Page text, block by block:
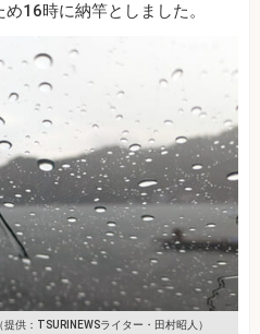
16時に納竿としました。
（提供：TSURINEWSライター・田村昭人）